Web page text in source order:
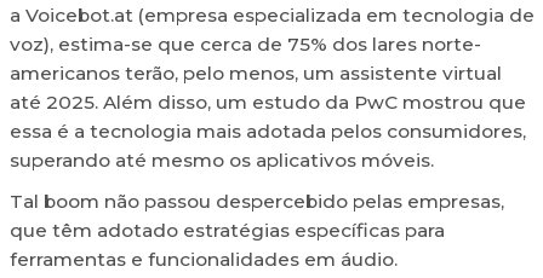
a Voicebot.at (empresa especializada em tecnologia de
voz), estima-se que cerca de 75% dos lares norte-
americanos terão, pelo menos, um assistente virtual
até 2025. Além disso, um estudo da PwC mostrou que
essa é a tecnologia mais adotada pelos consumidores,
superando até mesmo os aplicativos móveis.
Tal boom não passou despercebido pelas empresas,
que têm adotado estratégias específicas para
ferramentas e funcionalidades em áudio.